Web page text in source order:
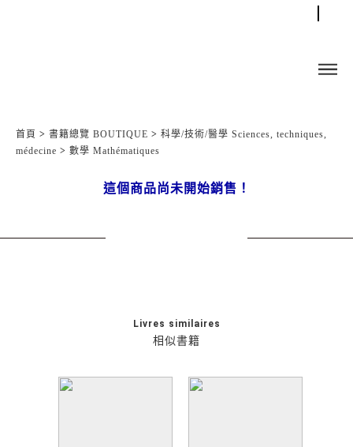
首頁 > 書籍總覽 BOUTIQUE > 科學/技術/醫學 Sciences, techniques,
médecine > 數學 Mathématiques
這個商品尚未開始銷售！
相似書籍
Livres similaires